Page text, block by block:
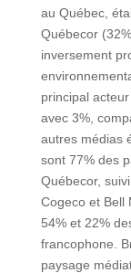
au Québec,
Québecor
inversement
principal
avec 3%,
autres médias
sont 77% des
Québecor,
Cogeco et Bell
54% et 22%
francophone.
paysage